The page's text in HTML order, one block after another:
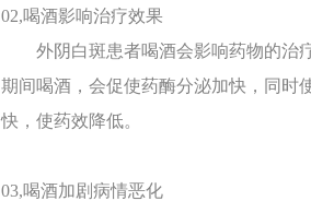
02,喝酒影响治疗效果
外阴白斑患者喝酒会影响药物的治
期间喝酒，会促使药酶分泌加快，同时
快，使药效降低。
03,喝酒加剧病情恶化